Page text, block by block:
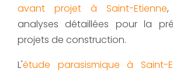
avant projet à Saint-Etienne,
analyses détaillées pour la
projets de construction.
L'étude parasismique à Saint-